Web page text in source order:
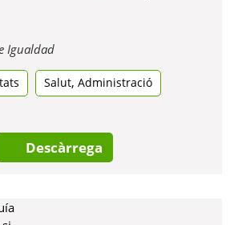
IgualdadObre
una
pestanya
Salut, Administració
Descàrrega